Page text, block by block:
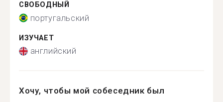
СВОБОДНЫЙ
португальский
ИЗУЧАЕТ
английский
Хочу, чтобы мой собеседник был